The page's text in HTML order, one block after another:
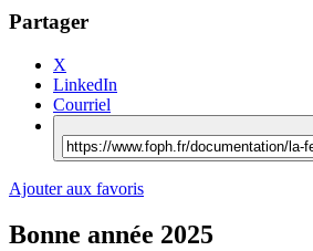
Partager
X
LinkedIn
Courriel
Ajouter aux favoris
Bonne année 2025